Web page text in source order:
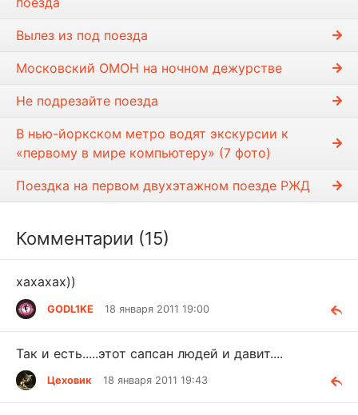
Вылез из под поезда
Московский ОМОН на ночном дежурстве
Не подрезайте поезда
В нью-йоркском метро водят экскурсии к
«первому в мире компьютеру» (7 фото)
Поездка на первом двухэтажном поезде РЖД
Комментарии (15)
хахахах))
GODL1KE 18 января 2011 19:00
Так и есть.....этот сапсан людей и давит....
Цеховик 18 января 2011 19:43